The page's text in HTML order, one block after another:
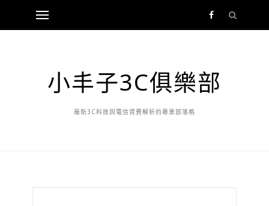
小丰子3C俱樂部
最新3C科技與電信資費解析的專業部落格